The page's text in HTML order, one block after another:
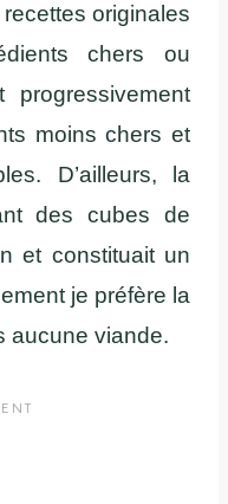
originales
chers ou
moins chers et
D’ailleurs, la
des cubes de
et constituait un
je préfère la
aucune viande.